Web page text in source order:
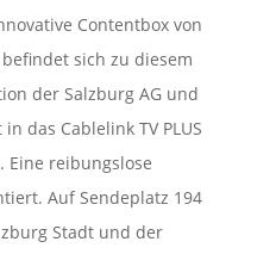
Contentbox von
sich zu diesem
der Salzburg AG und
das Cablelink TV PLUS
Eine reibungslose
Auf Sendeplatz 194
Stadt und der